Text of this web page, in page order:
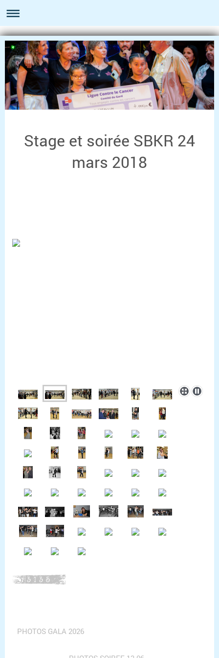
Stage et soirée SBKR 24
mars 2018
PHOTOS GALA 2026